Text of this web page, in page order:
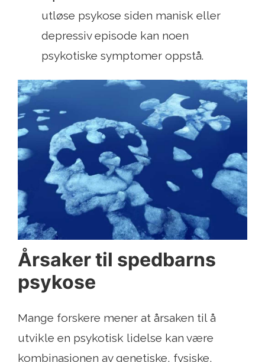
utløse psykose siden manisk eller
depressiv episode kan noen
psykotiske symptomer oppstå.
Årsaker til spedbarns
psykose
Mange forskere mener at årsaken til å
utvikle en psykotisk lidelse kan være
kombinasjonen av genetiske, fysiske,